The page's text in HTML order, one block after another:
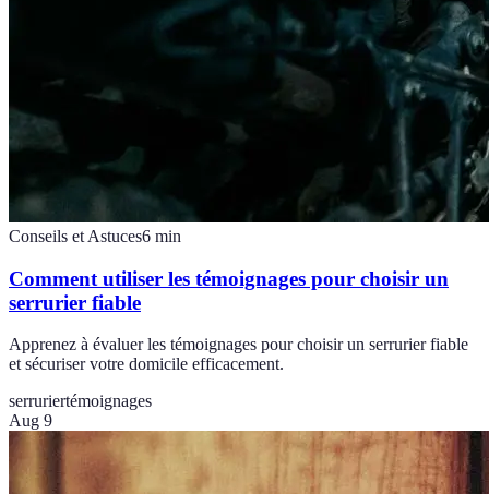
Conseils et Astuces6 min
Comment utiliser les témoignages pour choisir un
serrurier fiable
Apprenez à évaluer les témoignages pour choisir un serrurier fiable
et sécuriser votre domicile efficacement.
serruriertémoignages
Aug 9